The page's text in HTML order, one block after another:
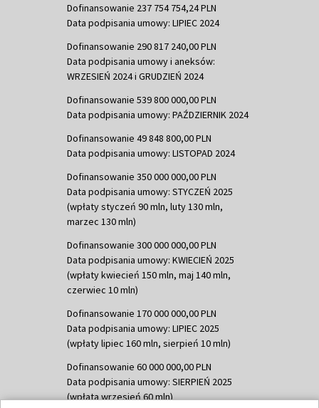
Dofinansowanie 237 754 754,24 PLN
Data podpisania umowy: LIPIEC 2024
Dofinansowanie 290 817 240,00 PLN
Data podpisania umowy i aneksów:
WRZESIEŃ 2024 i GRUDZIEŃ 2024
Dofinansowanie 539 800 000,00 PLN
Data podpisania umowy: PAŹDZIERNIK 2024
Dofinansowanie 49 848 800,00 PLN
Data podpisania umowy: LISTOPAD 2024
Dofinansowanie 350 000 000,00 PLN
Data podpisania umowy: STYCZEŃ 2025
(wpłaty styczeń 90 mln, luty 130 mln,
marzec 130 mln)
Dofinansowanie 300 000 000,00 PLN
Data podpisania umowy: KWIECIEŃ 2025
(wpłaty kwiecień 150 mln, maj 140 mln,
czerwiec 10 mln)
Dofinansowanie 170 000 000,00 PLN
Data podpisania umowy: LIPIEC 2025
(wpłaty lipiec 160 mln, sierpień 10 mln)
Dofinansowanie 60 000 000,00 PLN
Data podpisania umowy: SIERPIEŃ 2025
(wpłata wrzesień 60 mln)